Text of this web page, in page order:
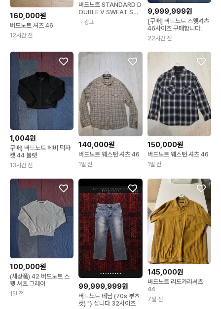
160,000원
버드노트 셔츠 46
12시간 전
버드노트 STANDARD D
OUBLE V SWEAT SHI
RTS (CHARCOAL)
・광고
9,999,999원
[구매] 버드노트 스웻셔츠
46사이즈 구매합니다.
22시간 전
1,004원
구매) 버드노트 헤비 덕자
켓 44 블랫
13시간 전
140,000원
버드노트 웨스턴 셔츠 46
1일 전
150,000원
버드노트 웨스턴 셔츠 46
1일 전
100,000원
(새상품) 42 버드노트 스
웻 셔츠 그레이
1일 전
99,999,999원
버드노트 데님 (70s 부츠
컷) "} 삽니다 32사이즈
145,000원
버드노트 리도카라셔츠
44
7일 전